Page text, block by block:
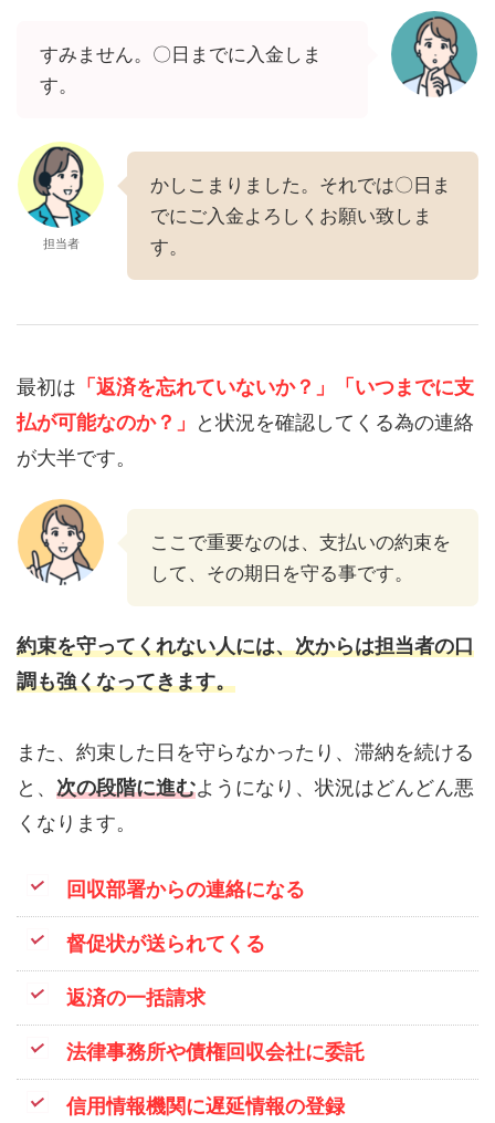
すみません。〇日までに入金しま
す。
担当者
かしこまりました。それでは〇日ま
でにご入金よろしくお願い致しま
す。
最初は 「返済を忘れていないか？」
「いつまでに支
払が可能なのか？」
と状況を確認してくる為の連絡
が大半です。
ここで重要なのは、支払いの約束を
して、その期日を守る事です。
約束を守ってくれない人には、次からは担当者の口
調も強くなってきます。
また、約束した日を守らなかったり、滞納を続ける
と、 次の段階に進むようになり、状況はどんどん悪
くなります。
回収部署からの連絡になる
督促状が送られてくる
返済の一括請求
法律事務所や債権回収会社に委託
信用情報機関に遅延情報の登録